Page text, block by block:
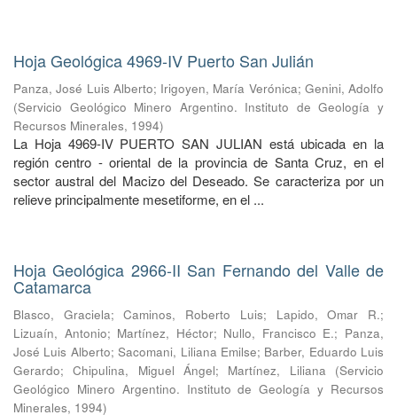
Hoja Geológica 4969-IV Puerto San Julián
Panza, José Luis Alberto; Irigoyen, María Verónica; Genini, Adolfo
(Servicio Geológico Minero Argentino. Instituto de Geología y
Recursos Minerales, 1994)
La Hoja 4969-IV PUERTO SAN JULIAN está ubicada en la
región centro - oriental de la provincia de Santa Cruz, en el
sector austral del Macizo del Deseado. Se caracteriza por un
relieve principalmente mesetiforme, en el ...
Hoja Geológica 2966-II San Fernando del Valle de
Catamarca
Blasco, Graciela;Caminos, Roberto Luis; Lapido, Omar R.;
Lizuaín, Antonio; Martínez, Héctor; Nullo, Francisco E.; Panza,
José Luis Alberto;Sacomani, Liliana Emilse; Barber, Eduardo Luis
Gerardo;Chipulina, Miguel Ángel; Martínez, Liliana (Servicio
Geológico Minero Argentino. Instituto de Geología y Recursos
Minerales, 1994)